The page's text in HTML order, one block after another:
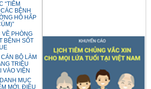
“TIÊM
BỆNH
HÔ HẤP
VỀ PHÒNG
BỆNH SỐT
BỘ LÀM
TRIỆU
VÀO VIỆN
MỤC
MỚI, ĐIỀU